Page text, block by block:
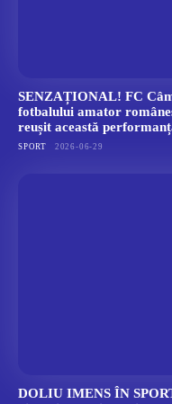
SENZAȚIONAL! FC
fotbalului amator
reușit această
SPORT 2026-06-29
DOLIU IMENS ÎN